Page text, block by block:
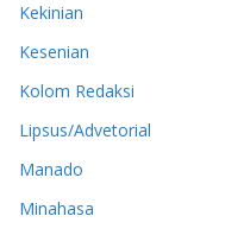
Kekinian
Kesenian
Kolom Redaksi
Lipsus/Advetorial
Manado
Minahasa